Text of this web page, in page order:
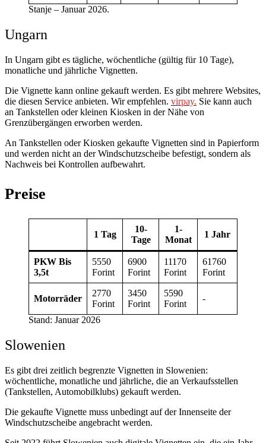
Stanje – Januar 2026.
Ungarn
In Ungarn gibt es tägliche, wöchentliche (gültig für 10 Tage),
monatliche und jährliche Vignetten.
Die Vignette kann online gekauft werden. Es gibt mehrere Websites,
die diesen Service anbieten. Wir empfehlen. virpay. Sie kann auch
an Tankstellen oder kleinen Kiosken in der Nähe von
Grenzübergängen erworben werden.
An Tankstellen oder Kiosken gekaufte Vignetten sind in Papierform
und werden nicht an der Windschutzscheibe befestigt, sondern als
Nachweis bei Kontrollen aufbewahrt.
Preise
1 Tag
10-
Tage
1-
Monat
1 Jahr
PKW Bis
3,5t
5550
Forint
6900
Forint
11170
Forint
61760
Forint
Motorräder
2770
Forint
3450
Forint
5590
Forint
-
Stand: Januar 2026
Slowenien
Es gibt drei zeitlich begrenzte Vignetten in Slowenien:
wöchentliche, monatliche und jährliche, die an Verkaufsstellen
(Tankstellen, Automobilklubs) gekauft werden.
Die gekaufte Vignette muss unbedingt auf der Innenseite der
Windschutzscheibe angebracht werden.